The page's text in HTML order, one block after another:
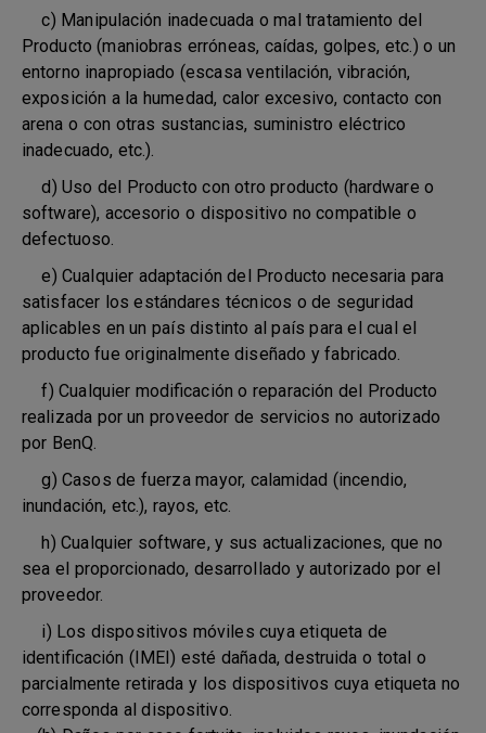
c) Manipulación inadecuada o mal tratamiento del
Producto (maniobras erróneas, caídas, golpes, etc.) o un
entorno inapropiado (escasa ventilación, vibración,
exposición a la humedad, calor excesivo, contacto con
arena o con otras sustancias, suministro eléctrico
inadecuado, etc.).
d) Uso del Producto con otro producto (hardware o
software), accesorio o dispositivo no compatible o
defectuoso.
e) Cualquier adaptación del Producto necesaria para
satisfacer los estándares técnicos o de seguridad
aplicables en un país distinto al país para el cual el
producto fue originalmente diseñado y fabricado.
f) Cualquier modificación o reparación del Producto
realizada por un proveedor de servicios no autorizado
por BenQ.
g) Casos de fuerza mayor, calamidad (incendio,
inundación, etc.), rayos, etc.
h) Cualquier software, y sus actualizaciones, que no
sea el proporcionado, desarrollado y autorizado por el
proveedor.
i) Los dispositivos móviles cuya etiqueta de
identificación (IMEI) esté dañada, destruida o total o
parcialmente retirada y los dispositivos cuya etiqueta no
corresponda al dispositivo.